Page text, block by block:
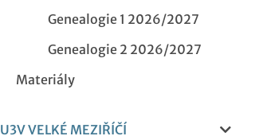
Genealogie 1 2026/2027
Genealogie 2 2026/2027
Materiály
U3V VELKÉ MEZIŘÍČÍ